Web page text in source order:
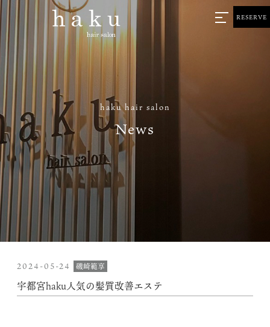
haku hair salon
News
RESERVE
2024-05-24 磯崎範享
宇都宮haku人気の髪質改善エステ